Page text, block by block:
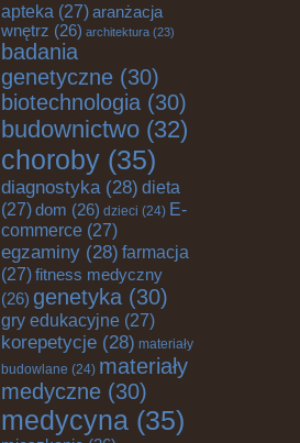
apteka (27)aranżacja
wnętrz (26) architektura (23)
badania
genetyczne (30)
biotechnologia (30)
budownictwo (32)
choroby (35)
diagnostyka(28) dieta
(27)dom (26) dzieci (24) E-
commerce (27)
egzaminy (28) farmacja
(27)fitness medyczny
(26) genetyka (30)
gry edukacyjne (27)
korepetycje (28) materiały
budowlane (24) materiały
medyczne (30)
medycyna (35)